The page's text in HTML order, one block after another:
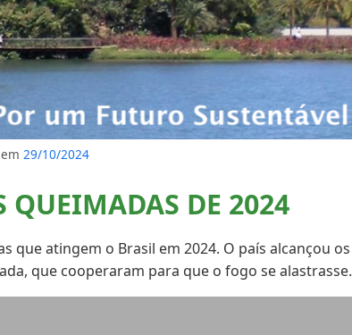
em 29/10/2024
QUEIMADAS DE 2024
que atingem o Brasil em 2024. O país alcançou os
que cooperaram para que o fogo se alastrasse.